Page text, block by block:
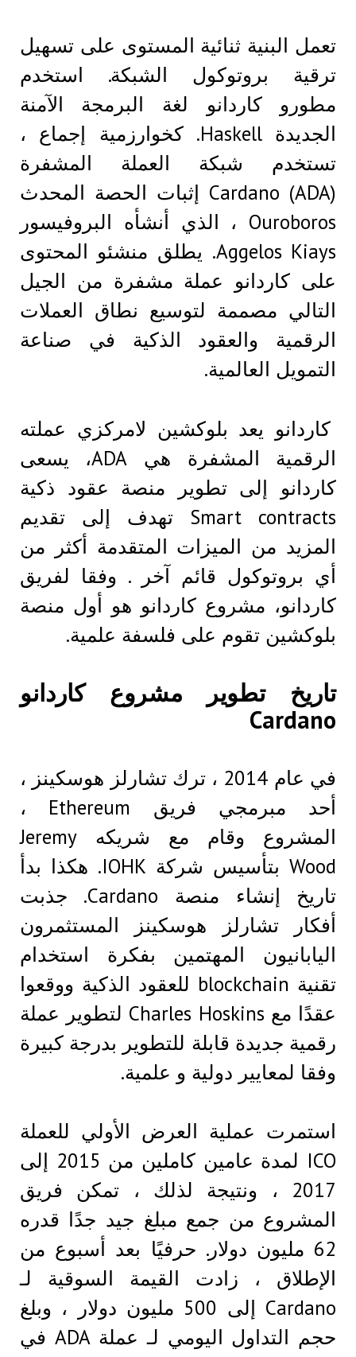
تعمل البنية ثنائية المستوى على تسهيل
ترقية بروتوكول الشبكة. استخدم
مطورو كاردانو لغة البرمجة الآمنة
الجديدة Haskell. كخوارزمية إجماع ،
تستخدم شبكة العملة المشفرة
Cardano (ADA) إثبات الحصة المحدث
Ouroboros ، الذي أنشأه البروفيسور
Aggelos Kiays. يطلق منشئو المحتوى
على كاردانو عملة مشفرة من الجيل
التالي مصممة لتوسيع نطاق العملات
الرقمية والعقود الذكية في صناعة
التمويل العالمية.
كاردانو يعد بلوكشين لامركزي عملته
الرقمية المشفرة هي ADA، يسعى
كاردانو إلى تطوير منصة عقود ذكية
Smart contracts تهدف إلى تقديم
المزيد من الميزات المتقدمة أكثر من
أي بروتوكول قائم آخر . وفقا لفريق
كاردانو، مشروع كاردانو هو أول منصة
بلوكشين تقوم على فلسفة علمية.
تاريخ تطوير مشروع كاردانو
Cardano
في عام 2014 ، ترك تشارلز هوسكينز ،
أحد مبرمجي فريق Ethereum ،
المشروع وقام مع شريكه Jeremy
Wood بتأسيس شركة IOHK. هكذا بدأ
تاريخ إنشاء منصة Cardano. جذبت
أفكار تشارلز هوسكينز المستثمرون
اليابانيون المهتمين بفكرة استخدام
تقنية blockchain للعقود الذكية ووقعوا
عقدًا مع Charles Hoskins لتطوير عملة
رقمية جديدة قابلة للتطوير بدرجة كبيرة
وفقا لمعايير دولية و علمية.
استمرت عملية العرض الأولي للعملة
ICO لمدة عامين كاملين من 2015 إلى
2017 ، ونتيجة لذلك ، تمكن فريق
المشروع من جمع مبلغ جيد جدًا قدره
62 مليون دولار. حرفيًا بعد أسبوع من
الإطلاق ، زادت القيمة السوقية لـ
Cardano إلى 500 مليون دولار ، وبلغ
حجم التداول اليومي لـ عملة ADA في